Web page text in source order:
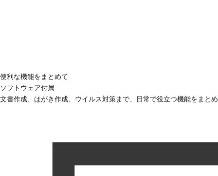
便利な機能をまとめて
ソフトウェア付属
文書作成、はがき作成、ウイルス対策まで、日常で役立つ機能をまと